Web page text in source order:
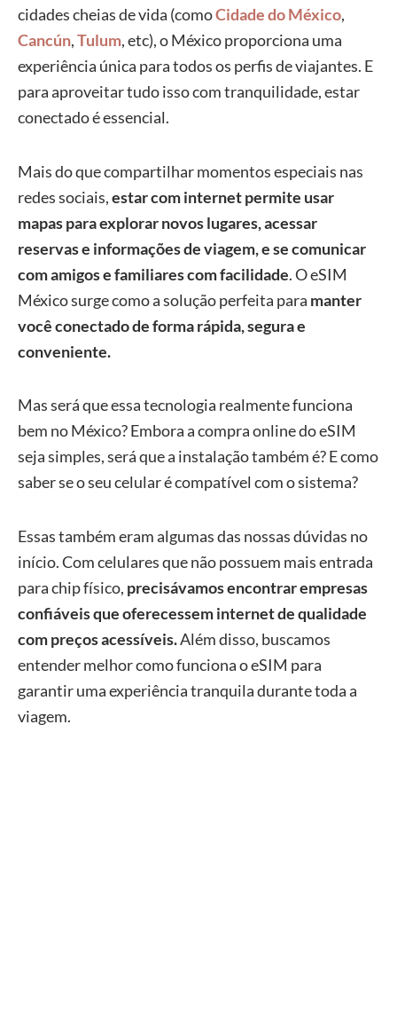
cidades cheias de vida (comoCidade do México,
Cancún,Tulum, etc), o México proporciona uma
experiência única para todos os perfis de viajantes. E
para aproveitar tudo isso com tranquilidade, estar
conectado é essencial.
Mais do que compartilhar momentos especiais nas
redes sociais,estar com internet permite usar
mapas para explorar novos lugares, acessar
reservas e informações de viagem, e se comunicar
com amigos e familiares com facilidade. O eSIM
México surge como a solução perfeita para manter
você conectado de forma rápida, segura e
conveniente.
Mas será que essa tecnologia realmente funciona
bem no México? Embora a compra online do eSIM
seja simples, será que a instalação também é? E como
saber se o seu celular é compatível com o sistema?
Essas também eram algumas das nossas dúvidas no
início. Com celulares que não possuem mais entrada
para chip físico, precisávamos encontrar empresas
confiáveis que oferecessem internet de qualidade
com preços acessíveis.Além disso, buscamos
entender melhor como funciona o eSIM para
garantir uma experiência tranquila durante toda a
viagem.